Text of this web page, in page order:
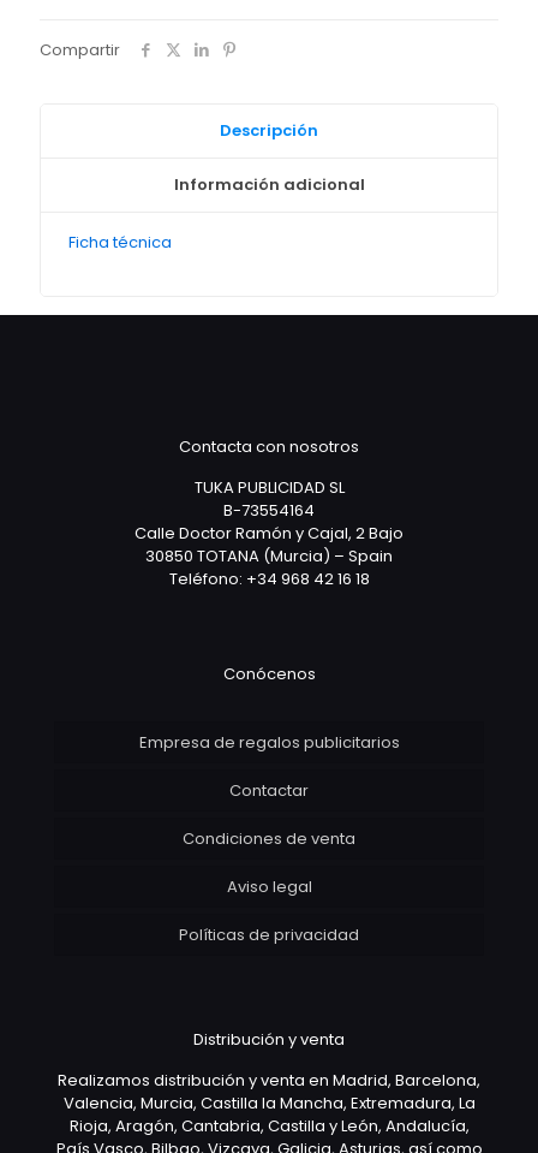
Compartir
Descripción
Información adicional
Ficha técnica
Contacta con nosotros
TUKA PUBLICIDAD SL
B-73554164
Calle Doctor Ramón y Cajal, 2 Bajo
30850 TOTANA (Murcia) – Spain
Teléfono: +34 968 42 16 18
Conócenos
Empresa de regalos publicitarios
Contactar
Condiciones de venta
Aviso legal
Políticas de privacidad
Distribución y venta
Realizamos distribución y venta en Madrid, Barcelona,
Valencia, Murcia, Castilla la Mancha, Extremadura, La
Rioja, Aragón, Cantabria, Castilla y León, Andalucía,